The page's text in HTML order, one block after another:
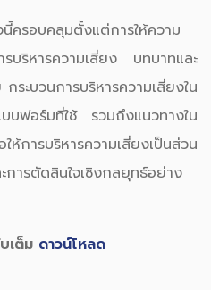
ครอบคลุมตั้งแต่การให้ความ
บริหารความเสี่ยง บทบาทและ
ระบวนการบริหารความเสี่ยงใน
บฟอร์มที่ใช้ รวมถึงแนวทางใน
การบริหารความเสี่ยงเป็นส่วน
ารตัดสินใจเชิงกลยุทธ์อย่าง
เต็ม ดาวน์โหลด